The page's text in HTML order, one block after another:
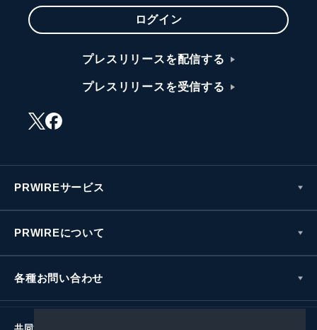
ログイン
プレスリリースを配信する
プレスリリースを受信する
PRWIREサービス
PRWIREについて
各種お問い合わせ